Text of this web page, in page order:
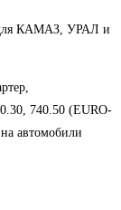
КАМАЗ, УРАЛ и
740.50 (EURO-
автомобили